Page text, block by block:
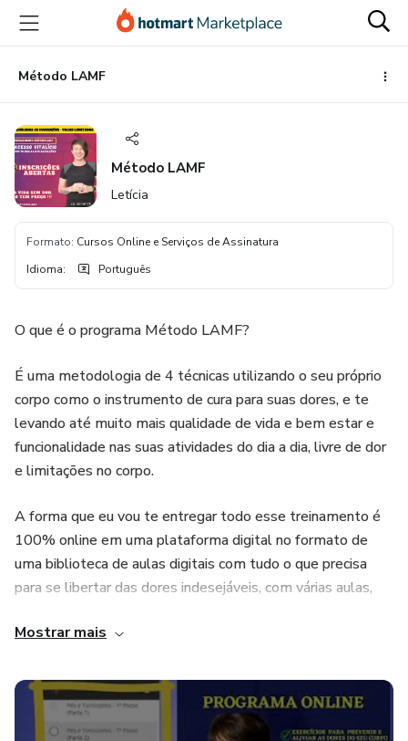
para
conteúdo
principal
para
pagamento
para
rodapéMétodo LAMF
Método LAMF
Letícia
Formato: Cursos Online e Serviços de Assinatura
Idioma: Português
O que é o programa Método LAMF?
É uma metodologia de 4 técnicas utilizando o seu próprio
corpo como o instrumento de cura para suas dores, e te
levando até muito mais qualidade de vida e bem estar e
funcionalidade nas suas atividades do dia a dia, livre de dor
e limitações no corpo.
A forma que eu vou te entregar todo esse treinamento é
100% online em uma plataforma digital no formato de
uma biblioteca de aulas digitais com tudo o que precisa
para se libertar das dores indesejáveis, com várias aulas,
sobre prevenção e alívio de dores no corpo. Além disso, o
alunos do programa Método LAMF e a convivência entre
os alunos compartilhando e ajudando um com os outros.
Mostrar mais